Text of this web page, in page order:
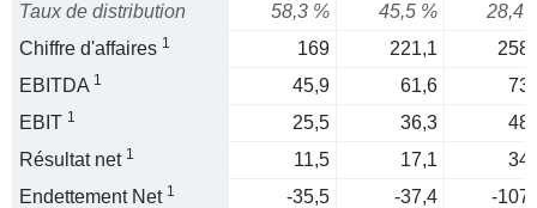
Taux de distribution
58,3 % 45,5 %
28,4
Chiffre d'affaires 1 169 221,1
EBITDA 1 45,9 61,6
EBIT 1 25,5 36,3
Résultat net 1 11,5 17,1
Endettement Net 1 -35,5 -37,4
-